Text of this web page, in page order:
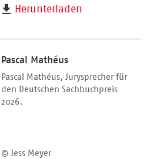
Herunterladen
Pascal Mathéus
Pascal Mathéus, Jurysprecher für
den Deutschen Sachbuchpreis
2026.
© Jess Meyer